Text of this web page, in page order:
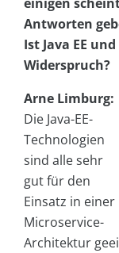
Antworten
Ist Java EE
Widerspruch?
Arne Limburg:
Die Java-EE-
Technologien
sind alle sehr
gut für den
Einsatz in einer
Microservice-
Architektur